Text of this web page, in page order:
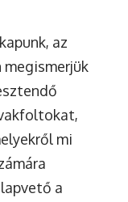
az
mi
a